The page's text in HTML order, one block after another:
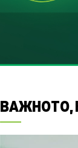
ВАЖНОТО,